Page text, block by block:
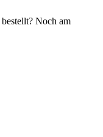
bestellt? Noch am